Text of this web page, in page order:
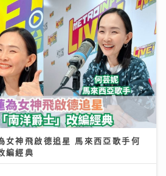
女神飛啟德追星 馬來西亞歌手何
編經典